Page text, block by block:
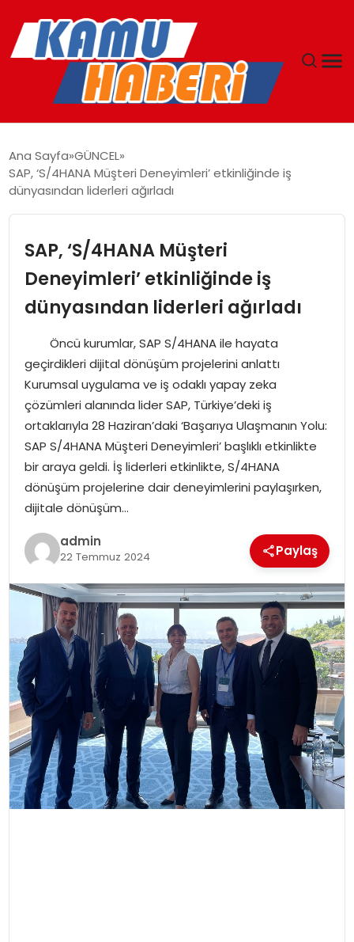
YAŞAM
EKONOMI
SPOR
TEKNOLOJI
EĞITIM
GENEL
Ana Sayfa GÜNCEL
SAP, ‘S/4HANA Müşteri Deneyimleri’ etkinliğinde iş
dünyasından liderleri ağırladı
SAP, ‘S/4HANA Müşteri
Deneyimleri’ etkinliğinde iş
dünyasından liderleri ağırladı
Öncü kurumlar, SAP S/4HANA ile hayata
geçirdikleri dijital dönüşüm projelerini anlattı
Kurumsal uygulama ve iş odaklı yapay zeka
çözümleri alanında lider SAP, Türkiye’deki iş
ortaklarıyla 28 Haziran’daki ‘Başarıya Ulaşmanın Yolu:
SAP S/4HANA Müşteri Deneyimleri’ başlıklı etkinlikte
bir araya geldi. İş liderleri etkinlikte, S/4HANA
dönüşüm projelerine dair deneyimlerini paylaşırken,
dijitale dönüşüm…
admin
22 Temmuz 2024 Paylaş